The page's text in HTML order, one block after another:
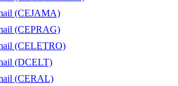
(CEJAMA)
(CEPRAG)
(CELETRO)
(DCELT)
(CERAL)